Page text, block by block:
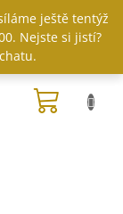
ještě tentýž
Nejste si jistí?